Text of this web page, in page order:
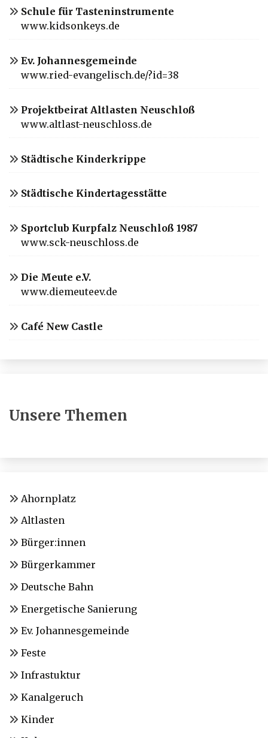
Schule für Tasteninstrumente
www.kidsonkeys.de
Ev. Johannesgemeinde
www.ried-evangelisch.de/?id=38
Projektbeirat Altlasten Neuschloß
www.altlast-neuschloss.de
Städtische Kinderkrippe
Städtische Kindertagesstätte
Sportclub Kurpfalz Neuschloß 1987
www.sck-neuschloss.de
Die Meute e.V.
www.diemeuteev.de
Café New Castle
Unsere Themen
Ahornplatz
Altlasten
Bürger:innen
Bürgerkammer
Deutsche Bahn
Energetische Sanierung
Ev. Johannesgemeinde
Feste
Infrastuktur
Kanalgeruch
Kinder